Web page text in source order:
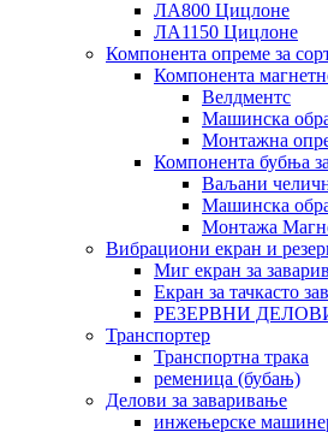
ЛА800 Цицлоне
ЛА1150 Цицлоне
Компонента опреме за
Компонента
Велдментс
Машинска
Монтажна
Компонента бубња
Ваљани
Машинска
Монтажа
Вибрациони екран и
Миг екран за
Екран за тачкасто
РЕЗЕРВНИ
Транспортер
Транспортна трака
ременица (бубањ)
Делови за заваривање
инжењерске